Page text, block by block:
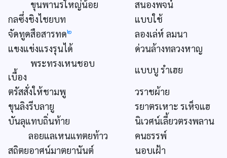
ขุนพานรใหญ่น้อย
สนองพจน์
กลซึ่งชิงไชยบท
แบบใช้
จัดทูดสือสารทด๒
ลองเล่ห์ ลมนา
แขงแข่งแรงรุนได้
ด่วนล้างทลวงหาญ
พระทรงเหนชอบ
เบื้อง
แบบบู รำเฮย
ตรัสสั่งให้ชามพู
วราชผ้าย
ขุนลิงรีบลายู
รยาตรเหาะ รเห็จแฮ
บันลุแทบถิ่นท้าย
นิเวศน์เลี้ยวตรงพลาน
ลอยแลเหนแทตยท้าว
คนธรรพ์
สถิตยอาศน์มาตยานันต์
นอบเฝ้า